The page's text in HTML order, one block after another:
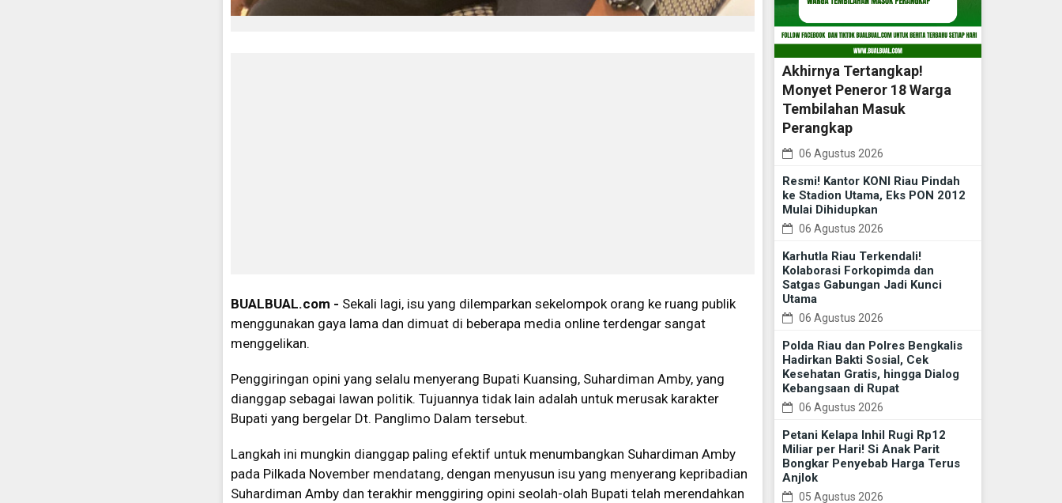
BUALBUAL.com - Sekali lagi, isu yang dilemparkan sekelompok orang ke ruang publik
menggunakan gaya lama dan dimuat di beberapa media online terdengar sangat
menggelikan.
Penggiringan opini yang selalu menyerang Bupati Kuansing, Suhardiman Amby, yang
dianggap sebagai lawan politik. Tujuannya tidak lain adalah untuk merusak karakter
Bupati yang bergelar Dt. Panglimo Dalam tersebut.
Langkah ini mungkin dianggap paling efektif untuk menumbangkan Suhardiman Amby
pada Pilkada November mendatang, dengan menyusun isu yang menyerang kepribadian
Suhardiman Amby dan terakhir menggiring opini seolah-olah Bupati telah merendahkan
Akhirnya Tertangkap!
Monyet Peneror 18 Warga
Tembilahan Masuk
Perangkap
06 Agustus 2026
Resmi! Kantor KONI Riau Pindah
ke Stadion Utama, Eks PON 2012
Mulai Dihidupkan
06 Agustus 2026
Karhutla Riau Terkendali!
Kolaborasi Forkopimda dan
Satgas Gabungan Jadi Kunci
Utama
06 Agustus 2026
Polda Riau dan Polres Bengkalis
Hadirkan Bakti Sosial, Cek
Kesehatan Gratis, hingga Dialog
Kebangsaan di Rupat
06 Agustus 2026
Petani Kelapa Inhil Rugi Rp12
Miliar per Hari! Si Anak Parit
Bongkar Penyebab Harga Terus
Anjlok
05 Agustus 2026